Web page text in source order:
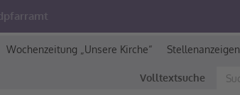
Wochenzeitung „Unsere Kirche“ Stellenanzeigen
Volltextsuche